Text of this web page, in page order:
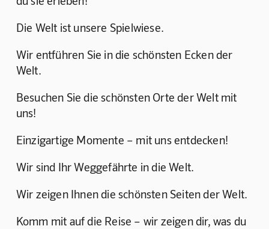
Die Welt ist unsere Spielwiese.
Wir entführen Sie in die schönsten Ecken der
Welt.
Besuchen Sie die schönsten Orte der Welt mit
uns!
Einzigartige Momente – mit uns entdecken!
Wir sind Ihr Weggefährte in die Welt.
Wir zeigen Ihnen die schönsten Seiten der Welt.
Komm mit auf die Reise – wir zeigen dir, was du